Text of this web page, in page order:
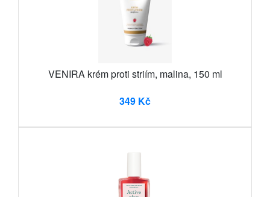
VENIRA krém proti striím, malina, 150 ml
349 Kč